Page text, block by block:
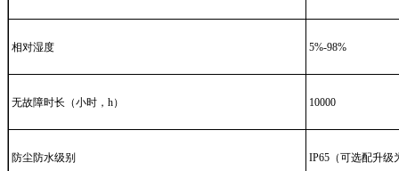
相对湿度 5%-98%
无故障时长（小时，h） 10000
防尘防水级别 IP65（可选配升级